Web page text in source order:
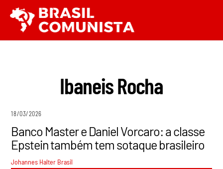
para
o
Ibaneis Rocha
18/03/2026
Banco Master e Daniel Vorcaro: a classe
Epstein também tem sotaque brasileiro
Johannes Halter Brasil